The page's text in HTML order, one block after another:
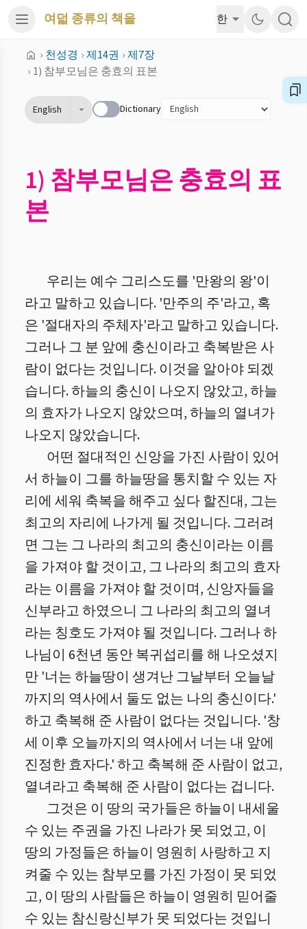
여덟 종류의 책을 한
› 천성경 ›제14권 ›제7장
› 1) 참부모님은 충효의 표본
English Dictionary
1) 참부모님은 충효의 표
본
우리는 예수 그리스도를 '만왕의 왕'이
라고 말하고 있습니다. '만주의 주'라고, 혹
은 '절대자의 주체자'라고 말하고 있습니다.
그러나 그 분 앞에 충신이라고 축복받은 사
람이 없다는 것입니다. 이것을 알아야 되겠
습니다. 하늘의 충신이 나오지 않았고, 하늘
의 효자가 나오지 않았으며, 하늘의 열녀가
나오지 않았습니다.
어떤 절대적인 신앙을 가진 사람이 있어
서 하늘이 그를 하늘땅을 통치할 수 있는 자
리에 세워 축복을 해주고 싶다 할진대, 그는
최고의 자리에 나가게 될 것입니다. 그러려
면 그는 그 나라의 최고의 충신이라는 이름
을 가져야 할 것이고, 그 나라의 최고의 효자
라는 이름을 가져야 할 것이며, 신앙자들을
신부라고 하였으니 그 나라의 최고의 열녀
라는 칭호도 가져야 될 것입니다. 그러나 하
나님이 6천년 동안 복귀섭리를 해 나오셨지
만 '너는 하늘땅이 생겨난 그날부터 오늘날
까지의 역사에서 둘도 없는 나의 충신이다.'
하고 축복해 준 사람이 없다는 것입니다. '창
세 이후 오늘까지의 역사에서 너는 내 앞에
진정한 효자다.' 하고 축복해 준 사람이 없고,
열녀라고 축복해 준 사람이 없다는 겁니다.
그것은 이 땅의 국가들은 하늘이 내세울
수 있는 주권을 가진 나라가 못 되었고, 이
땅의 가정들은 하늘이 영원히 사랑하고 지
켜줄 수 있는 참부모를 가진 가정이 못 되었
고, 이 땅의 사람들은 하늘이 영원히 믿어줄
수 있는 참신랑신부가 못 되었다는 것입니